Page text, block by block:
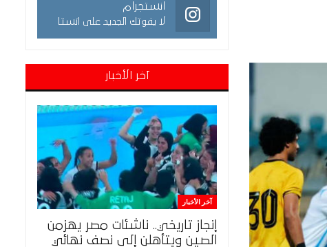
انستجرام
لا يفوتك الجديد على انستا
آخر الأخبار
آخر الأخبار
إنجاز تاريخي.. ناشئات مصر يهزمن
الصين ويتأهلن إلى نصف نهائي